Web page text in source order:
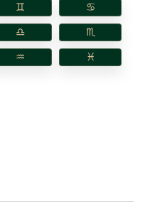
♊︎ ♋︎
♎︎ ♏︎
♒︎ ♓︎